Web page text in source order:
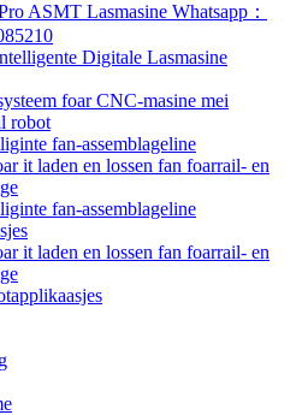
ASMT Lasmasine Whatsapp：
Digitale Lasmasine
foar CNC-masine mei
robot
fan-assemblageline
it laden en lossen fan foarrail- en
fan-assemblageline
it laden en lossen fan foarrail- en